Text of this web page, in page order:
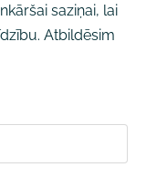
saziņai, lai
Atbildēsim